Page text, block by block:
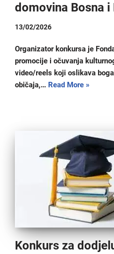
domovina Bosna i
13/02/2026
Organizator konkursa je
promocije i očuvanja
video/reels koji oslikava
običaja,… Read More »
Konkurs za